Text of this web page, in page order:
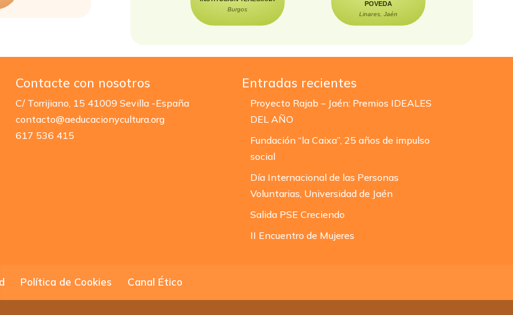
Contacte con nosotros
C/ Torrijiano, 15 41009 Sevilla -España
contacto@aeducacionycultura.org
617 536 415
Entradas recientes
Proyecto Rajab – Jaén: Premios IDEALES
DEL AÑO
Fundación “la Caixa”, 25 años de impulso
social
Día Internacional de las Personas
Voluntarias, Universidad de Jaén
Salida PSE Creciendo
II Encuentro de Mujeres
Política de Cookies Canal Ético